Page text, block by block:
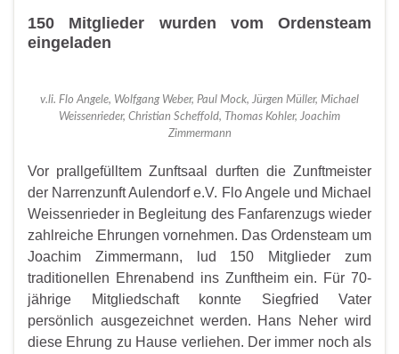
150 Mitglieder wurden vom Ordensteam
eingeladen
v.li. Flo Angele, Wolfgang Weber, Paul Mock, Jürgen Müller, Michael
Weissenrieder, Christian Scheffold, Thomas Kohler, Joachim
Zimmermann
Vor prallgefülltem Zunftsaal durften die Zunftmeister
der Narrenzunft Aulendorf e.V. Flo Angele und Michael
Weissenrieder in Begleitung des Fanfarenzugs wieder
zahlreiche Ehrungen vornehmen. Das Ordensteam um
Joachim Zimmermann, lud 150 Mitglieder zum
traditionellen Ehrenabend ins Zunftheim ein. Für 70-
jährige Mitgliedschaft konnte Siegfried Vater
persönlich ausgezeichnet werden. Hans Neher wird
diese Ehrung zu Hause verliehen. Der immer noch als